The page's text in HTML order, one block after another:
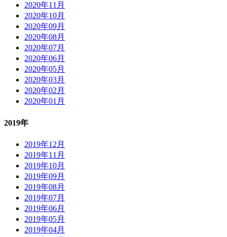
2020年11月
2020年10月
2020年09月
2020年08月
2020年07月
2020年06月
2020年05月
2020年03月
2020年02月
2020年01月
2019年
2019年12月
2019年11月
2019年10月
2019年09月
2019年08月
2019年07月
2019年06月
2019年05月
2019年04月